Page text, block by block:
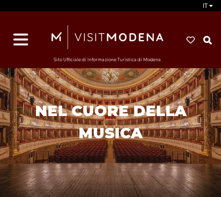
IT
Sito Ufficiale di Informazione Turistica di Modena
NEL CUORE DELLA
MUSICA